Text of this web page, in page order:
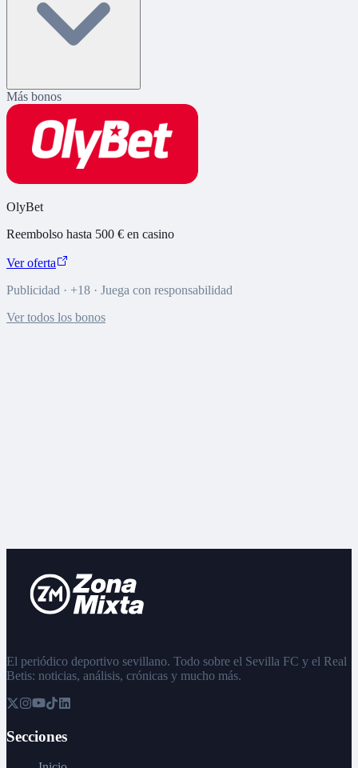
Más bonos
OlyBet
Reembolso hasta 500 € en casino
Ver oferta
Publicidad · +18 · Juega con responsabilidad
Ver todos los bonos
El periódico deportivo sevillano. Todo sobre el Sevilla FC y el Real
Betis: noticias, análisis, crónicas y mucho más.
Secciones